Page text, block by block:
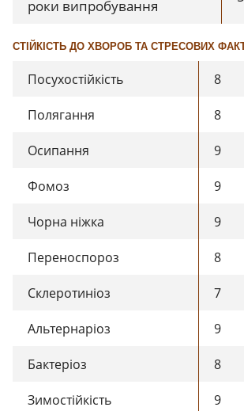
роки випробування
СТІЙКІСТЬ ДО ХВОРОБ ТА СТРЕСОВИХ
Посухостійкість 8
Полягання 8
Осипання 9
Фомоз 9
Чорна ніжка 9
Переноспороз 8
Склеротиніоз 7
Альтернаріоз 9
Бактеріоз 8
Зимостійкість 9